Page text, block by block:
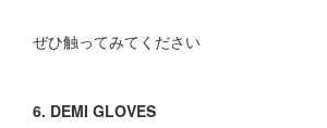
ぜひ触ってみてください
6. DEMI GLOVES